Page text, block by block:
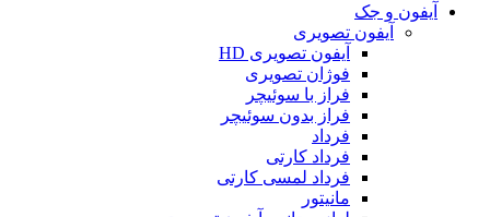
آیفون و جک
آیفون تصویری
آیفون تصویری HD
فوژان تصویری
فراز با سوئیچر
فراز بدون سوئیچر
فرداد
فرداد کارتی
فرداد لمسی کارتی
مانیتور